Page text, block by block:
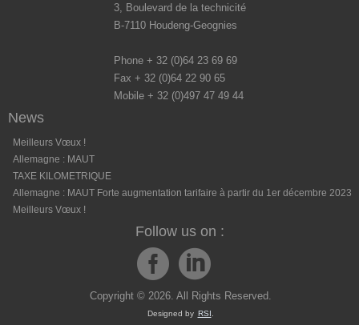
3, Boulevard de la technicité
B-7110 Houdeng-Geognies
Phone + 32 (0)64 23 69 69
Fax + 32 (0)64 22 90 65
Mobile + 32 (0)497 47 49 44
News
Meilleurs Vœux !
Allemagne : MAUT
TAXE KILOMETRIQUE
Allemagne : MAUT Forte augmentation tarifaire à partir du 1er décembre 2023
Meilleurs Vœux !
Follow us on :
Copyright © 2026. All Rights Reserved.
Designed by RSI